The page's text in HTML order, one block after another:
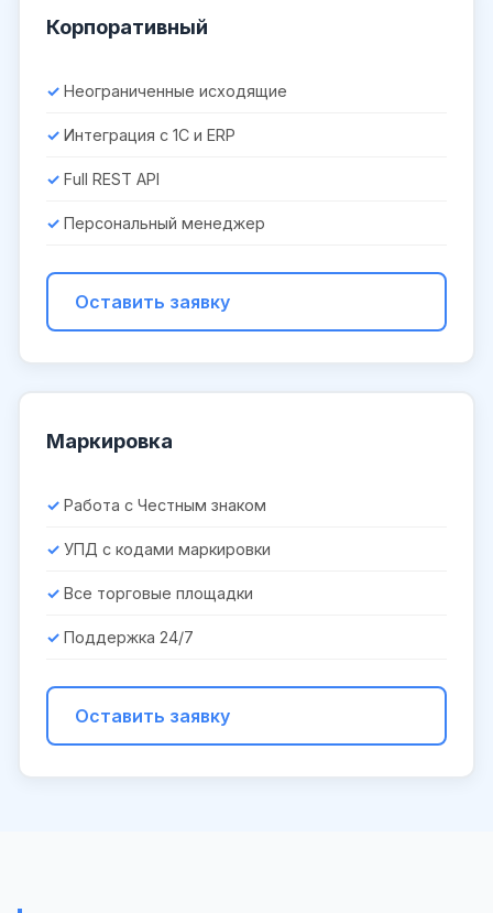
Корпоративный
Неограниченные исходящие
Интеграция с 1С и ERP
Full REST API
Персональный менеджер
Оставить заявку
Маркировка
Работа с Честным знаком
УПД с кодами маркировки
Все торговые площадки
Поддержка 24/7
Оставить заявку